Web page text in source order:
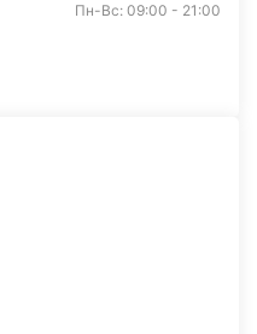
Пн-Вс: 09:00 - 21:00